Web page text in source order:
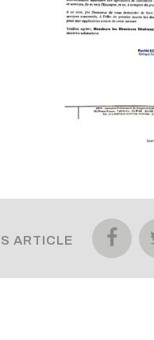
ARTICLE